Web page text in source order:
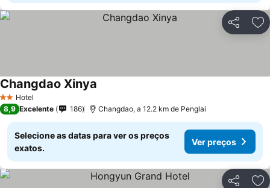
Partilhar
2 Estrelas
Hotel
Changdao Xinya
8,9 Excelente 186 Changdao, a 12.2 km de Penglai
Selecione as datas para ver os preços
exatos.
Ver preços